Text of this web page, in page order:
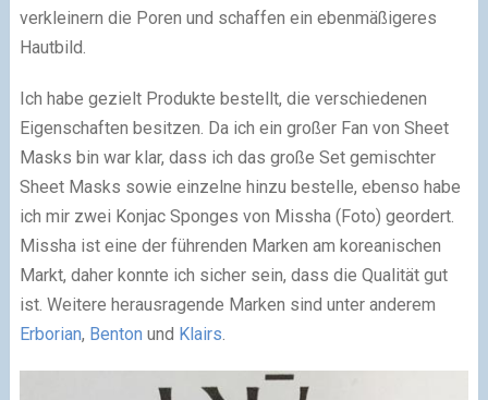
verkleinern die Poren und schaffen ein ebenmäßigeres
Hautbild.
Ich habe gezielt Produkte bestellt, die verschiedenen
Eigenschaften besitzen. Da ich ein großer Fan von Sheet
Masks bin war klar, dass ich das große Set gemischter
Sheet Masks sowie einzelne hinzu bestelle, ebenso habe
ich mir zwei Konjac Sponges von Missha (Foto) geordert.
Missha ist eine der führenden Marken am koreanischen
Markt, daher konnte ich sicher sein, dass die Qualität gut
ist. Weitere herausragende Marken sind unter anderem
Erborian, Benton und Klairs